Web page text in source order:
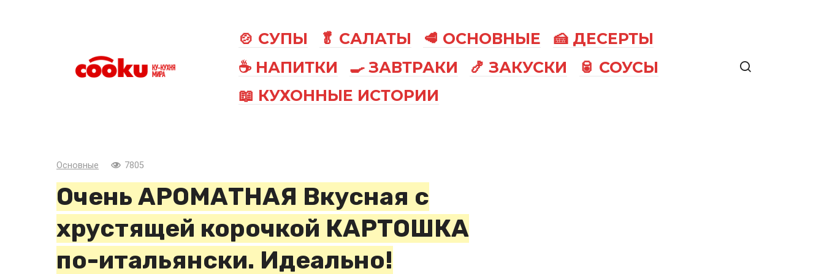
🍲 СУПЫ 🥬 САЛАТЫ 🥩 ОСНОВНЫЕ
🍰 ДЕСЕРТЫ
☕ НАПИТКИ
🍳 ЗАВТРАКИ 🍤 ЗАКУСКИ
🥫 СОУСЫ
📖 КУХОННЫЕ ИСТОРИИ
Основные 7805
Очень АРОМАТНАЯ Вкусная с
хрустящей корочкой КАРТОШКА
по-итальянски. Идеально!